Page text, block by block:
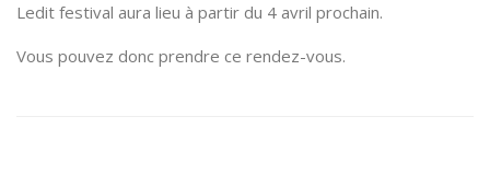
Ledit festival aura lieu à partir du 4 avril prochain.
Vous pouvez donc prendre ce rendez-vous.